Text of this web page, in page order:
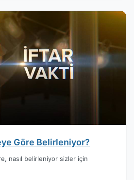
Göre Belirleniyor?
nasıl belirleniyor sizler için